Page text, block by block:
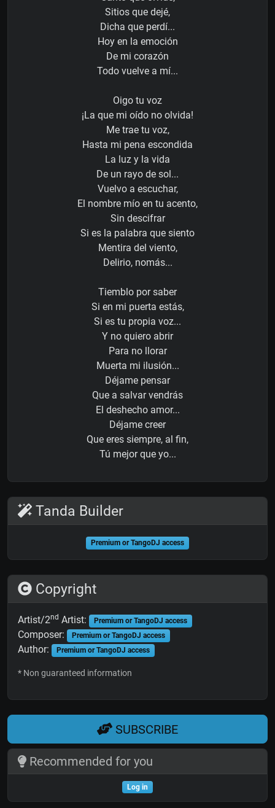
Sitios que dejé,
Dicha que perdí...
Hoy en la emoción
De mi corazón
Todo vuelve a mí...
Oigo tu voz
¡La que mi oído no olvida!
Me trae tu voz,
Hasta mi pena escondida
La luz y la vida
De un rayo de sol...
Vuelvo a escuchar,
El nombre mío en tu acento,
Sin descifrar
Si es la palabra que siento
Mentira del viento,
Delirio, nomás...
Tiemblo por saber
Si en mi puerta estás,
Si es tu propia voz...
Y no quiero abrir
Para no llorar
Muerta mi ilusión...
Déjame pensar
Que a salvar vendrás
El deshecho amor...
Déjame creer
Que eres siempre, al fin,
Tú mejor que yo...
Tanda Builder
Premium or TangoDJ access
Copyright
Artist/2nd Artist: Premium or TangoDJ access
Composer: Premium or TangoDJ access
Author: Premium or TangoDJ access
* Non guaranteed information
SUBSCRIBE
Recommended for you
Log in